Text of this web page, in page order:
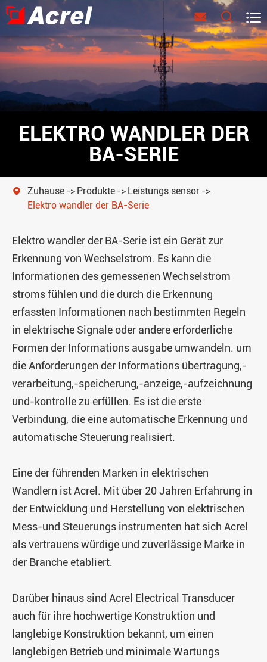
  
ELEKTRO WANDLER DER
BA-SERIE
 Zuhause Produkte
Leistungs sensor
Elektro wandler der BA-Serie
Elektro wandler der BA-Serie ist ein Gerät zur
Erkennung von Wechselstrom. Es kann die
Informationen des gemessenen Wechselstrom
stroms fühlen und die durch die Erkennung
erfassten Informationen nach bestimmten Regeln
in elektrische Signale oder andere erforderliche
Formen der Informations ausgabe umwandeln. um
die Anforderungen der Informations übertragung,-
verarbeitung,-speicherung,-anzeige,-aufzeichnung
und-kontrolle zu erfüllen. Es ist die erste
Verbindung, die eine automatische Erkennung und
automatische Steuerung realisiert.
Eine der führenden Marken in elektrischen
Wandlern ist Acrel. Mit über 20 Jahren Erfahrung in
der Entwicklung und Herstellung von elektrischen
Mess-und Steuerungs instrumenten hat sich Acrel
als vertrauens würdige und zuverlässige Marke in
der Branche etabliert.
Darüber hinaus sind Acrel Electrical Transducer
auch für ihre hochwertige Konstruktion und
langlebige Konstruktion bekannt, um einen
langlebigen Betrieb und minimale Wartungs